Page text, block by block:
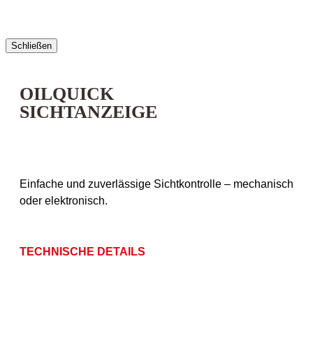
Schließen
OILQUICK
SICHTANZEIGE
Einfache und zuverlässige Sichtkontrolle – mechanisch
oder elektronisch.
TECHNISCHE DETAILS